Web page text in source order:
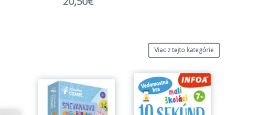
Viac z tejto kategórie